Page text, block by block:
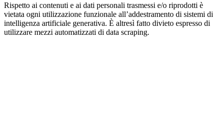
Rispetto ai contenuti e ai dati personali trasmessi e/o riprodotti è
vietata ogni utilizzazione funzionale all’addestramento di sistemi di
intelligenza artificiale generativa. È altresì fatto divieto espresso di
utilizzare mezzi automatizzati di data scraping.